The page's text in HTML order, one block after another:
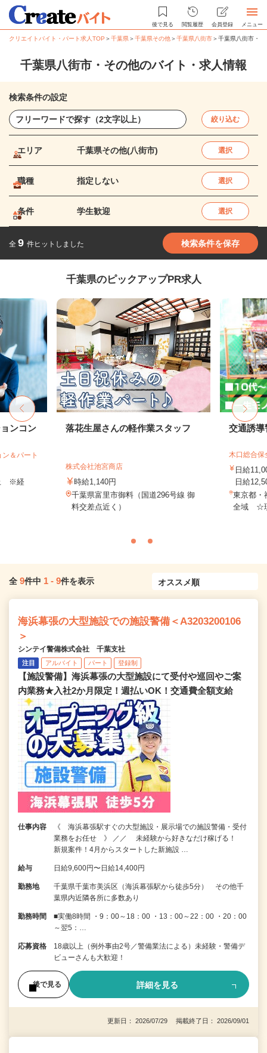
後で見る 閲覧履歴 会員登録 メニュー
クリエイトバイト・パート求人TOP ＞千葉県＞千葉県その他＞千葉県八街市＞千葉県八街市・
千葉県八街市・その他のバイト・求人情報
検索条件の設定
絞り込む
エリア 千葉県その他(八街市) 選択
職種 指定しない 選択
条件 学生歓迎 選択
全 9 件ヒットしました 検索条件を保存
千葉県のピックアップPR求人
ンコン
＆パート
※経
落花生屋さんの軽作業スタッフ
株式会社池宮商店
時給1,140円
千葉県富里市御料（国道296号線 御
料交差点近く）
交通誘導
木口総合保
日給
日給
東京都・
全域 ☆
全 9件中 1 - 9件を表示
海浜幕張の大型施設での施設警備＜A3203200106
＞
シンテイ警備株式会社 千葉支社
注目 アルバイト パート 登録制
【施設警備】海浜幕張の大型施設にて受付や巡回やご案
内業務★入社2か月限定！週払いOK！交通費全額支給
仕事内容
《 海浜幕張駅すぐの大型施設・展示場での施設警備・受付
業務をお任せ 》 ／／ 未経験から好きなだけ稼げる！
新規案件！4月からスタートした新施設 …
給与 日給9,600円〜日給14,400円
勤務地
千葉県千葉市美浜区（海浜幕張駅から徒歩5分） その他千
葉県内近隣各所に多数あり
勤務時間
■実働8時間 ・9：00～18：00 ・13：00～22：00 ・20：00
～翌5：…
応募資格
18歳以上（例外事由2号／警備業法による）未経験・警備デ
ビューさんも大歓迎！
後で見る 詳細を見る
更新日： 2026/07/29 掲載終了日： 2026/09/01